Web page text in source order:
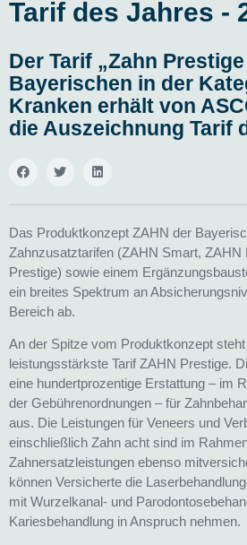
Tarif des Jahres -
Der Tarif „Zahn
Bayerischen in der
Kranken erhält von
die Auszeichnung Tarif
Das Produktkonzept ZAHN der
Zahnzusatztarifen (ZAHN Smart, ZAHN
Prestige) sowie einem
ein breites Spektrum an
Bereich ab.
An der Spitze vom Produktkonzept
leistungsstärkste Tarif ZAHN Prestige.
eine hundertprozentige Erstattung – im
der Gebührenordnungen – für
aus. Die Leistungen für Veneers und
einschließlich Zahn acht sind im
Zahnersatzleistungen ebenso
können Versicherte die
mit Wurzelkanal- und
Kariesbehandlung in Anspruch nehmen.